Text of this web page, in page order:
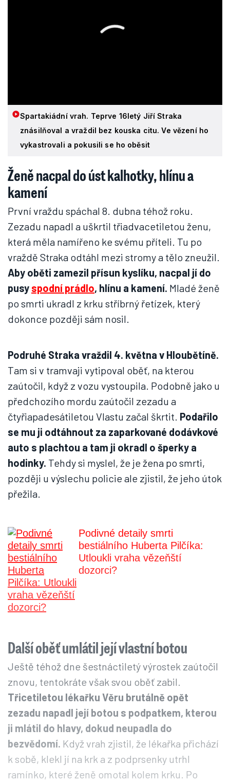
Spartakiádní vrah. Teprve 16letý Jiří Straka
znásilňoval a vraždil bez kouska citu. Ve vězení ho
vykastrovali a pokusili se ho oběsit
Ženě nacpal do úst kalhotky, hlínu a
kamení
První vraždu spáchal 8. dubna téhož roku.
Zezadu napadl a uškrtil třiadvacetiletou ženu,
která měla namířeno ke svému příteli. Tu po
vraždě Straka odtáhl mezi stromy a tělo zneužil.
Aby oběti zamezil přísun kyslíku, nacpal jí do
pusy spodní prádlo, hlínu a kamení. Mladé ženě
po smrti ukradl z krku stříbrný řetízek, který
dokonce později sám nosil.
Podruhé Straka vraždil 4. května v Hloubětíně.
Tam si v tramvaji vytipoval oběť, na kterou
zaútočil, když z vozu vystoupila. Podobně jako u
předchozího mordu zaútočil zezadu a
čtyřiapadesátiletou Vlastu začal škrtit. Podařilo
se mu ji odtáhnout za zaparkované dodávkové
auto s plachtou a tam ji okradl o šperky a
hodinky. Tehdy si myslel, že je žena po smrti,
později u výslechu policie ale zjistil, že jeho útok
přežila.
Podivné detaily smrti
bestiálního Huberta Pilčíka:
Utloukli vraha vězeňští
dozorci?
Další oběť umlátil její vlastní botou
Ještě téhož dne šestnáctiletý výrostek zaútočil
znovu, tentokráte však svou oběť zabil.
Třicetiletou lékařku Věru brutálně opět
zezadu napadl její botou s podpatkem, kterou
ji mlátil do hlavy, dokud neupadla do
bezvědomí. Když vrah zjistil, že lékařka přichází
k sobě, klekl jí na krk a z podprsenky utrhl
ramínko, které ženě omotal kolem krku. Po